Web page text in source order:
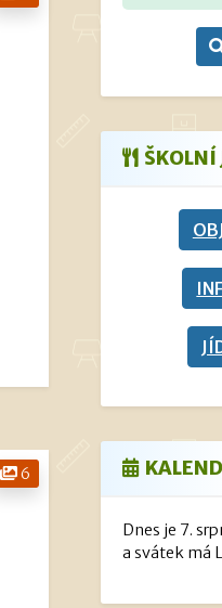
6
ŠKOLNÍ
Dnes je 7.
a svátek má